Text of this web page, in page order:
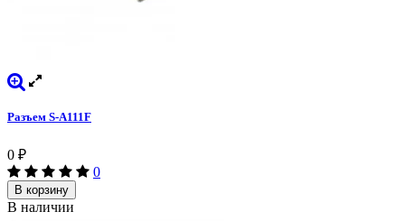
Разъем S-A111F
0 ₽
0
В корзину
В наличии